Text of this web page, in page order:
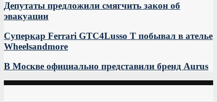
Депутаты предложили смягчить закон об
эвакуации
Суперкар Ferrari GTC4Lusso T побывал в ателье
Wheelsandmore
В Москве официально представили бренд Aurus